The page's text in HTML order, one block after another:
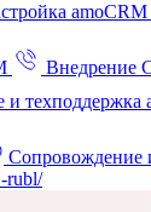
amoCRM
Внедрение
техподдержка
Сопровождение
rubl/